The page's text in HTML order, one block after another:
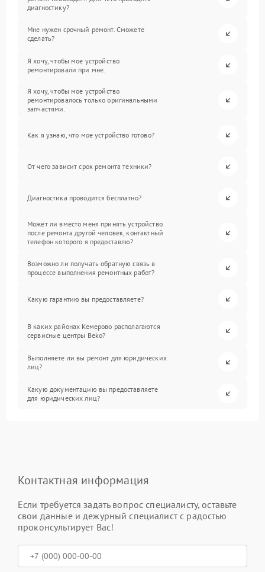
диагностику?
Мне нужен срочный ремонт. Сможете
сделать?
Я хочу, чтобы мое устройство
ремонтировали при мне.
Я хочу, чтобы мое устройство
ремонтировалось только оригинальными
запчастями.
Как я узнаю, что мое устройство готово?
От чего зависит срок ремонта техники?
Диагностика проводится бесплатно?
Может ли вместо меня принять устройство
после ремонта другой человек, контактный
телефон которого я предоставлю?
Возможно ли получать обратную связь в
процессе выполнения ремонтных работ?
Какую гарантию вы предоставляете?
В каких районах Кемерово располагаются
сервисные центры Beko?
Выполняете ли вы ремонт для юридических
лиц?
Какую документацию вы предоставляете
для юридических лиц?
Контактная информация
Если требуется задать вопрос специалисту, оставьте
свои данные и дежурный специалист с радостью
проконсультирует Вас!